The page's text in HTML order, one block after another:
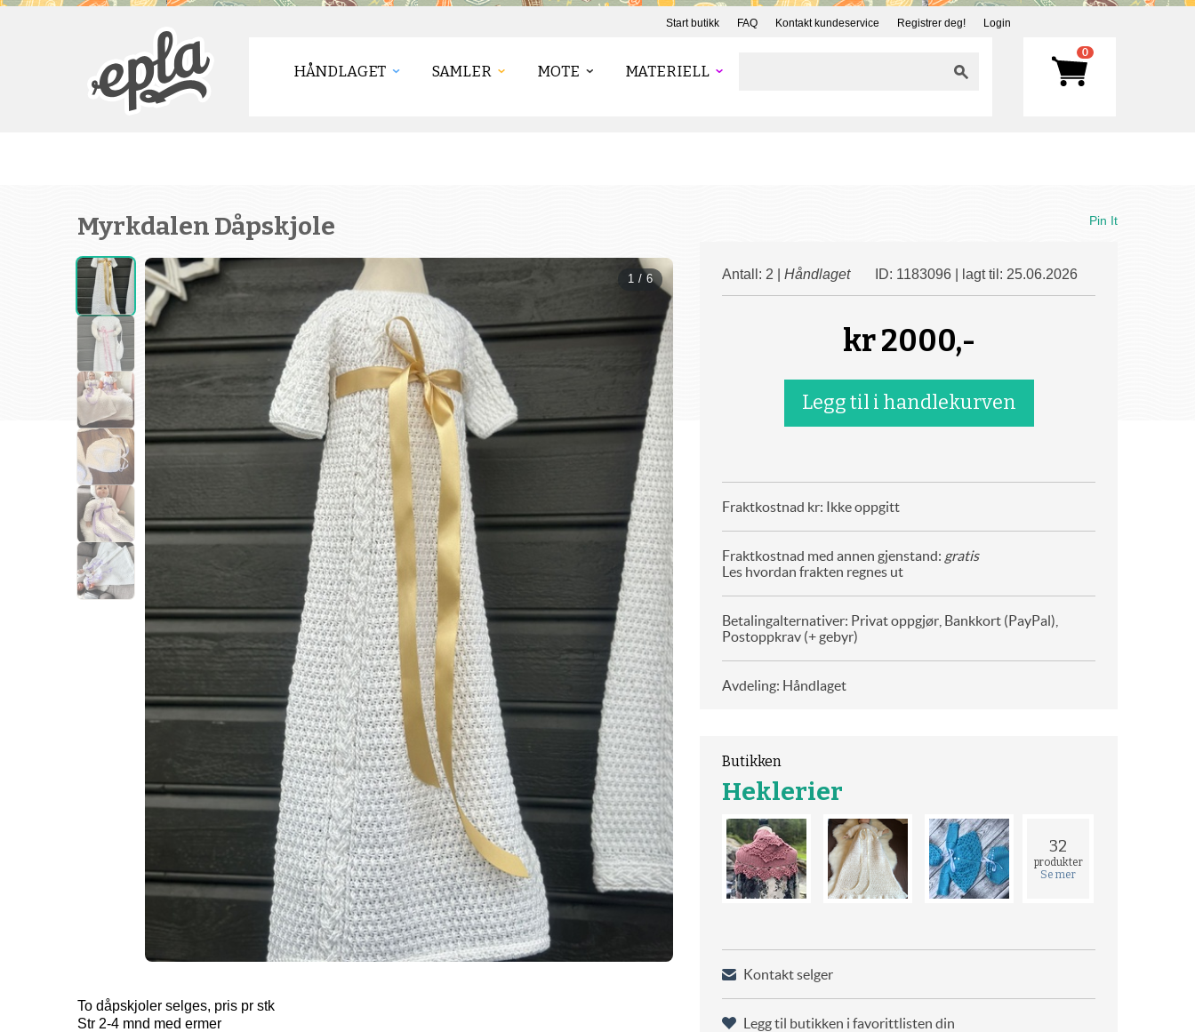
Start butikk FAQ Kontakt kundeservice Registrer deg! Login
HÅNDLAGET SAMLER MOTE MATERIELL
0
Myrkdalen Dåpskjole
1 / 6
To dåpskjoler selges, pris pr stk
Str 2-4 mnd med ermer
Pin It
Antall: 2 | Håndlaget ID: 1183096 | lagt til: 25.06.2026
kr2000,-
Fraktkostnad kr: Ikke oppgitt
Fraktkostnad med annen gjenstand: gratis
Les hvordan frakten regnes ut
Betalingalternativer: Privat oppgjør, Bankkort (PayPal),
Postoppkrav (+ gebyr)
Avdeling: Håndlaget
Butikken
Heklerier
32
produkter
Se mer
Kontakt selger
Legg til butikken i favorittlisten din